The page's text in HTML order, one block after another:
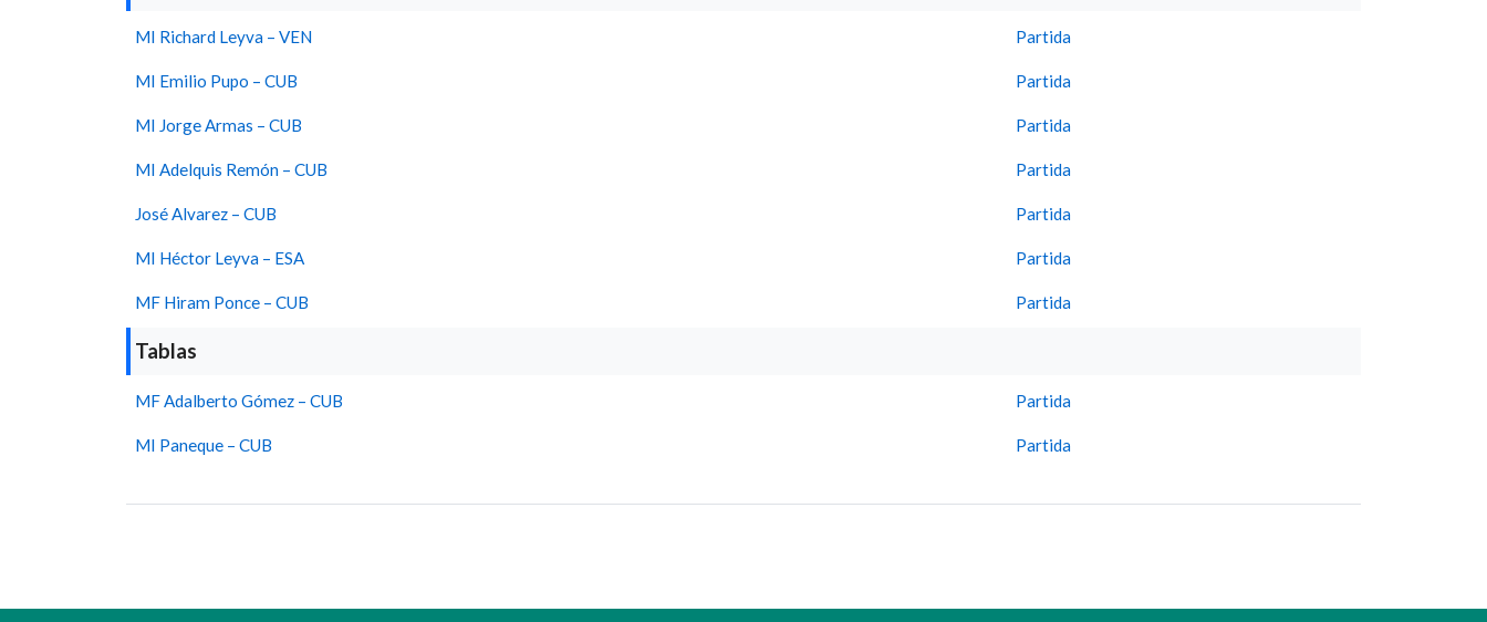
MI Richard Leyva – VEN Partida
MI Emilio Pupo – CUB Partida
MI Jorge Armas – CUB Partida
MI Adelquis Remón – CUB Partida
José Alvarez – CUB Partida
MI Héctor Leyva – ESA Partida
MF Hiram Ponce – CUB Partida
Tablas
MF Adalberto Gómez – CUB Partida
MI Paneque – CUB Partida